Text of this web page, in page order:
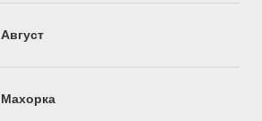
Август
Махорка